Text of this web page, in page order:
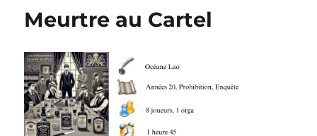
Meurtre au Cartel